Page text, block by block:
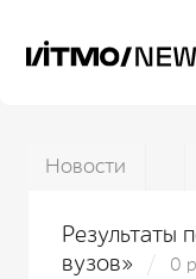
Новости
Результаты
вузов»
0